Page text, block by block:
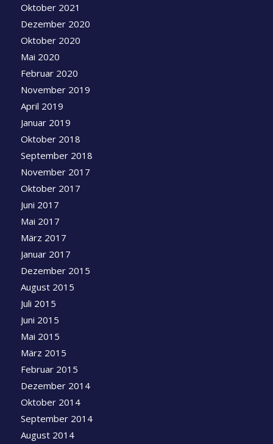
Oktober 2021
Dezember 2020
Oktober 2020
Mai 2020
Februar 2020
November 2019
April 2019
Januar 2019
Oktober 2018
September 2018
November 2017
Oktober 2017
Juni 2017
Mai 2017
März 2017
Januar 2017
Dezember 2015
August 2015
Juli 2015
Juni 2015
Mai 2015
März 2015
Februar 2015
Dezember 2014
Oktober 2014
September 2014
August 2014